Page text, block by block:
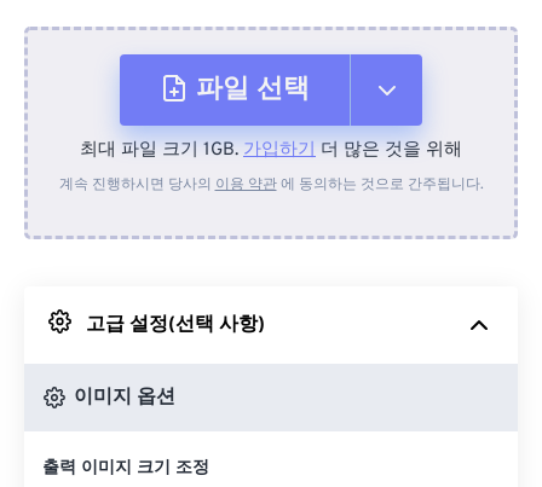
파일 선택
장치에서
Google 드라이브에서
최대 파일 크기 1GB. 가입하기 더 많은 것을 위해
계속 진행하시면 당사의 이용 약관에 동의하는 것으로 간주됩니다.
고급 설정(선택 사항)
이미지 옵션
출력 이미지 크기 조정